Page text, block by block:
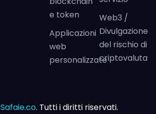
e token
Applicazioni
web
personalizzate
Web3 /
Divulgazione
del rischio di
criptovaluta
Safaie.co. Tutti i diritti riservati.